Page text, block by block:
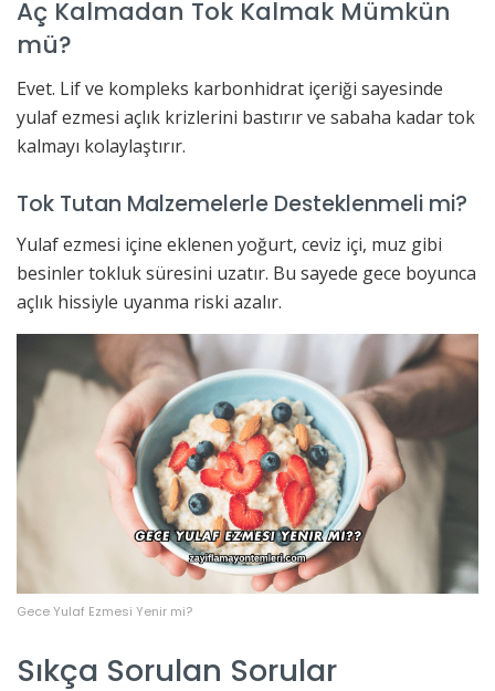
Aç Kalmadan Tok Kalmak Mümkün
mü?
Evet. Lif ve kompleks karbonhidrat içeriği sayesinde
yulaf ezmesi açlık krizlerini bastırır ve sabaha kadar tok
kalmayı kolaylaştırır.
Tok Tutan Malzemelerle Desteklenmeli mi?
Yulaf ezmesi içine eklenen yoğurt, ceviz içi, muz gibi
besinler tokluk süresini uzatır. Bu sayede gece boyunca
açlık hissiyle uyanma riski azalır.
Gece Yulaf Ezmesi Yenir mi?
Sıkça Sorulan Sorular